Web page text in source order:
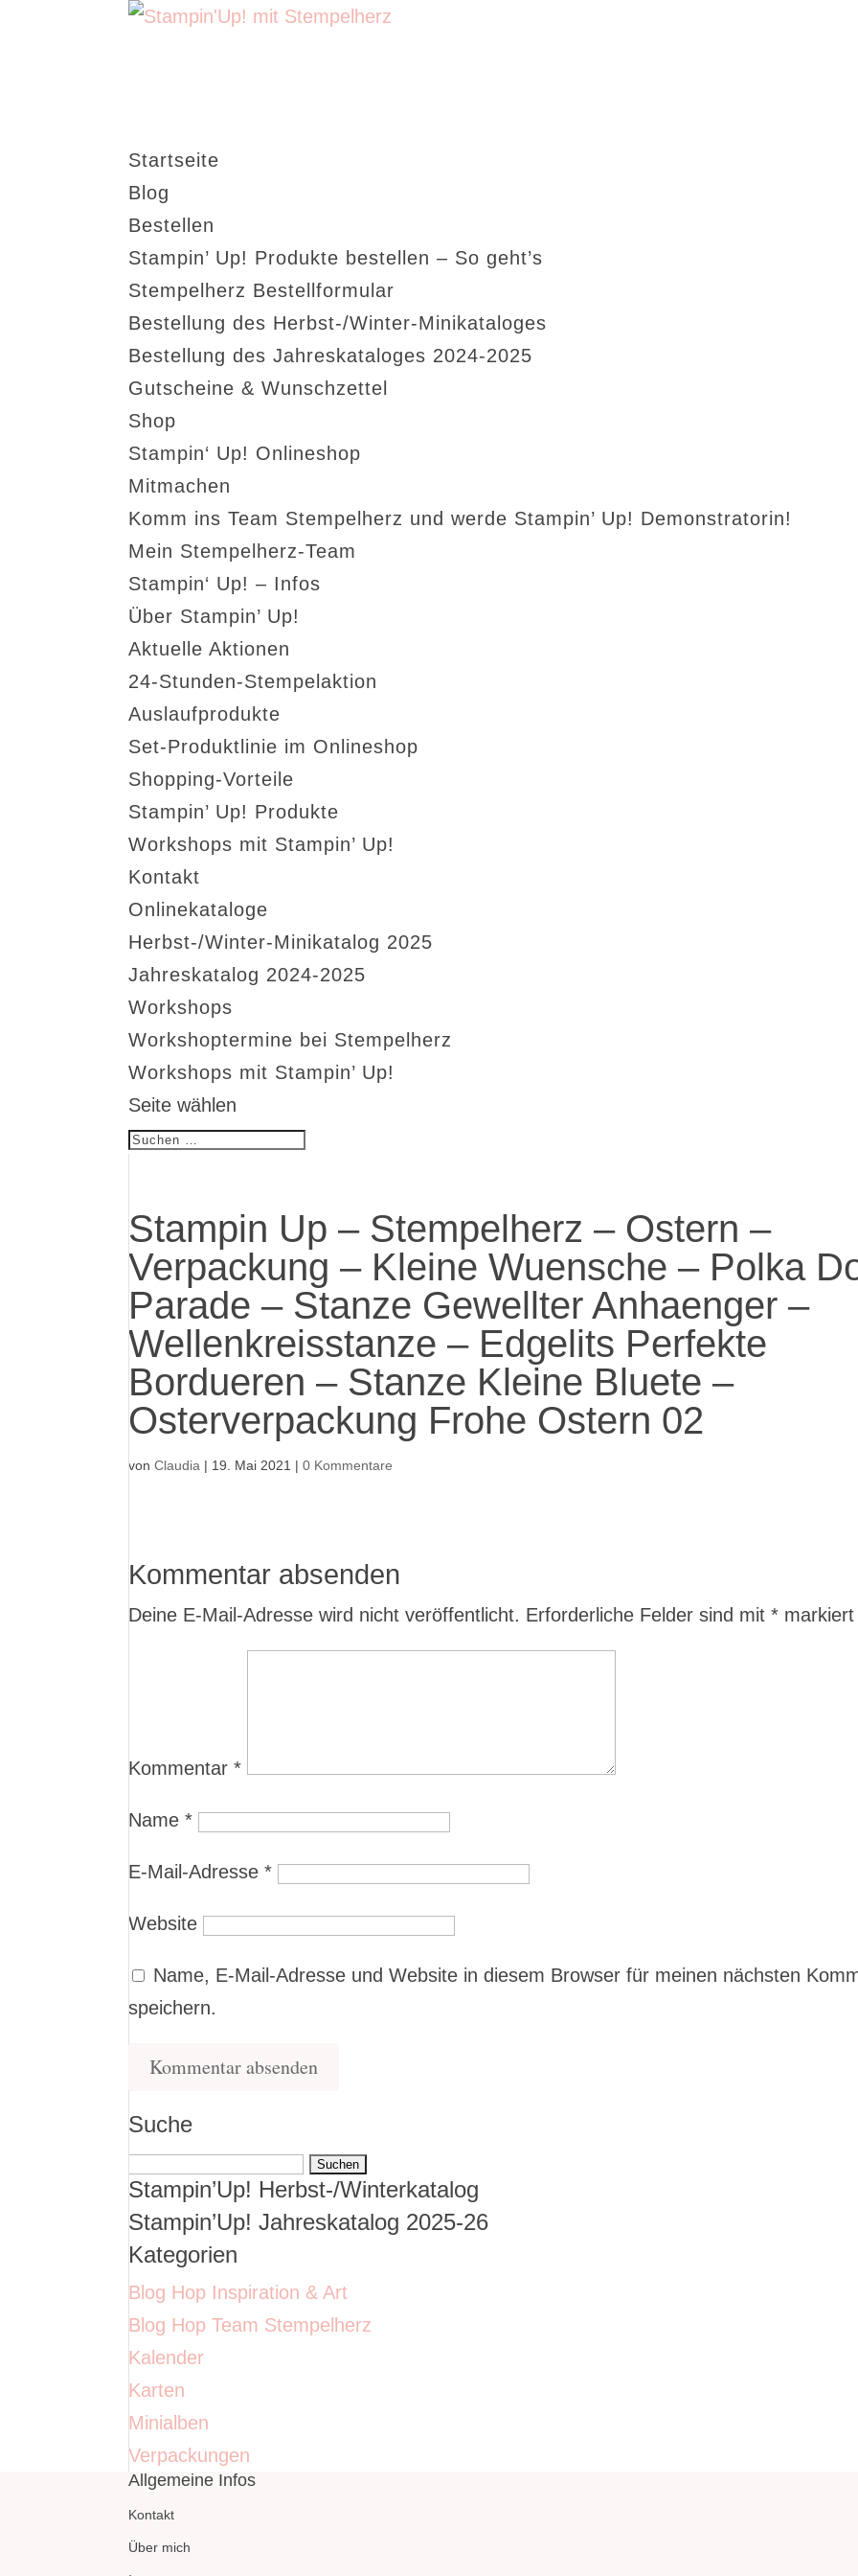
Startseite
Blog
Bestellen
Stampin’ Up! Produkte bestellen – So geht’s
Stempelherz Bestellformular
Bestellung des Herbst-/Winter-Minikataloges
Bestellung des Jahreskataloges 2024-2025
Gutscheine & Wunschzettel
Shop
Stampin‘ Up! Onlineshop
Mitmachen
Komm ins Team Stempelherz und werde Stampin’ Up! Demonstratorin!
Mein Stempelherz-Team
Stampin‘ Up! – Infos
Über Stampin’ Up!
Aktuelle Aktionen
24-Stunden-Stempelaktion
Auslaufprodukte
Set-Produktlinie im Onlineshop
Shopping-Vorteile
Stampin’ Up! Produkte
Workshops mit Stampin’ Up!
Kontakt
Onlinekataloge
Herbst-/Winter-Minikatalog 2025
Jahreskatalog 2024-2025
Workshops
Workshoptermine bei Stempelherz
Workshops mit Stampin’ Up!
Seite wählen
Stampin Up – Stempelherz – Ostern –
Verpackung – Kleine Wuensche – Polka
Parade – Stanze Gewellter Anhaenger –
Wellenkreisstanze – Edgelits Perfekte
Bordueren – Stanze Kleine Bluete –
Osterverpackung Frohe Ostern 02
vonClaudia | 19. Mai 2021 |0 Kommentare
Kommentar absenden
Deine E-Mail-Adresse wird nicht veröffentlicht. Erforderliche Felder sind mit* markiert
Kommentar*
Name*
E-Mail-Adresse*
Website
Name, E-Mail-Adresse und Website in diesem Browser für meinen nächsten
speichern.
Suche
Suchen
nach:
Stampin’Up! Herbst-/Winterkatalog
Stampin’Up! Jahreskatalog 2025-26
Kategorien
Blog Hop Inspiration & Art
Blog Hop Team Stempelherz
Kalender
Karten
Minialben
Verpackungen
Allgemeine Infos
Kontakt
Über mich